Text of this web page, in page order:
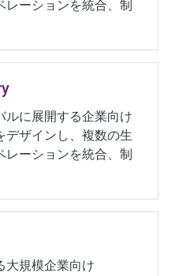
レーションを統合、制
ルに展開する企業向け
デザインし、複数の生
レーションを統合、制
大規模企業向け